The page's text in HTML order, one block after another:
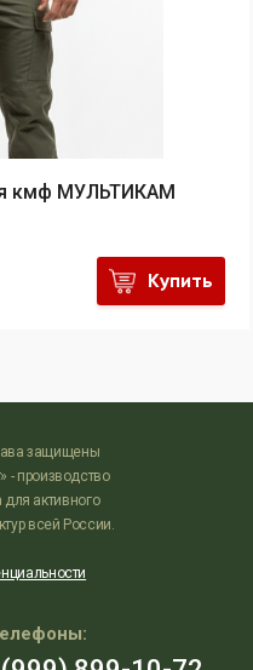
кмф МУЛЬТИКАМ
Купить
защищены
- производство
активного
всей России.